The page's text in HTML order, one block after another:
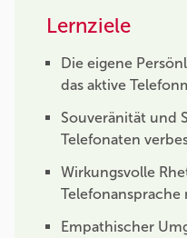
Lernziele
Die eigene
das aktive
Souveränität und
Telefonaten
Wirkungsvolle
Empathischer